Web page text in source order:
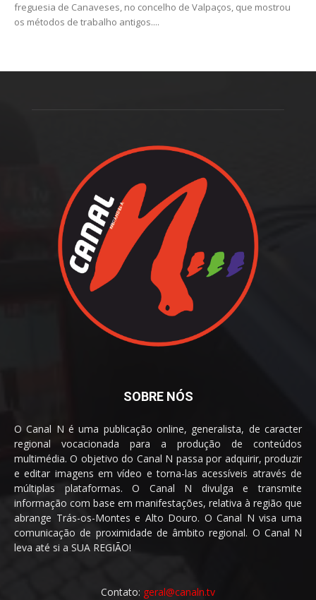
freguesia de Canaveses, no concelho de Valpaços, que mostrou
os métodos de trabalho antigos....
SOBRE NÓS
O Canal N é uma publicação online, generalista, de caracter
regional vocacionada para a produção de conteúdos
multimédia. O objetivo do Canal N passa por adquirir, produzir
e editar imagens em vídeo e torna-las acessíveis através de
múltiplas plataformas. O Canal N divulga e transmite
informação com base em manifestações, relativa à região que
abrange Trás-os-Montes e Alto Douro. O Canal N visa uma
comunicação de proximidade de âmbito regional. O Canal N
leva até si a SUA REGIÃO!
Contato: geral@canaln.tv